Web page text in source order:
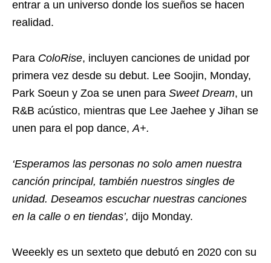
entrar a un universo donde los sueños se hacen
realidad.
Para ColoRise, incluyen canciones de unidad por
primera vez desde su debut. Lee Soojin, Monday,
Park Soeun y Zoa se unen para Sweet Dream, un
R&B acústico, mientras que Lee Jaehee y Jihan se
unen para el pop dance,A+.
‘Esperamos las personas no solo amen nuestra
canción principal, también nuestros singles de
unidad. Deseamos escuchar nuestras canciones
en la calle o en tiendas’, dijo Monday.
Weeekly es un sexteto que debutó en 2020 con su